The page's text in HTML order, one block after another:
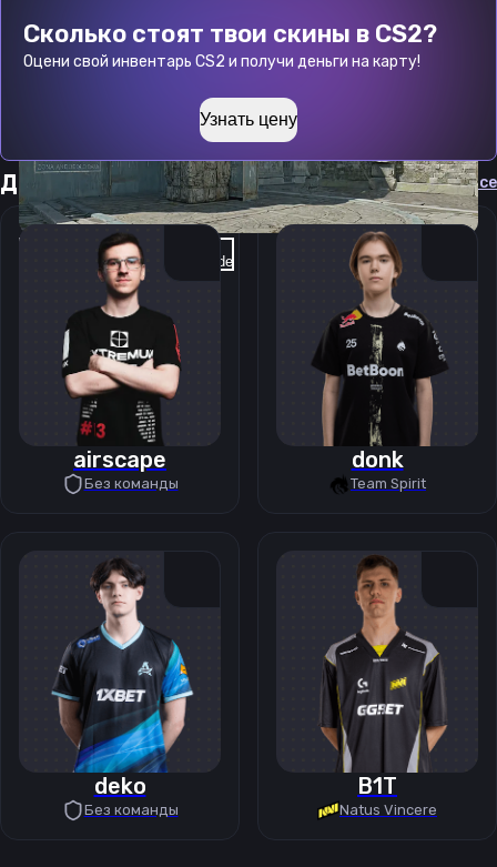
Previous slide Next slide
Сколько стоят твои скины в CS2?
Оцени свой инвентарь CS2 и получи деньги на карту!
Узнать цену
Другие прицелы Cмотреть все
airscape
Без команды
donk
Team Spirit
deko
Без команды
B1T
Natus Vincere